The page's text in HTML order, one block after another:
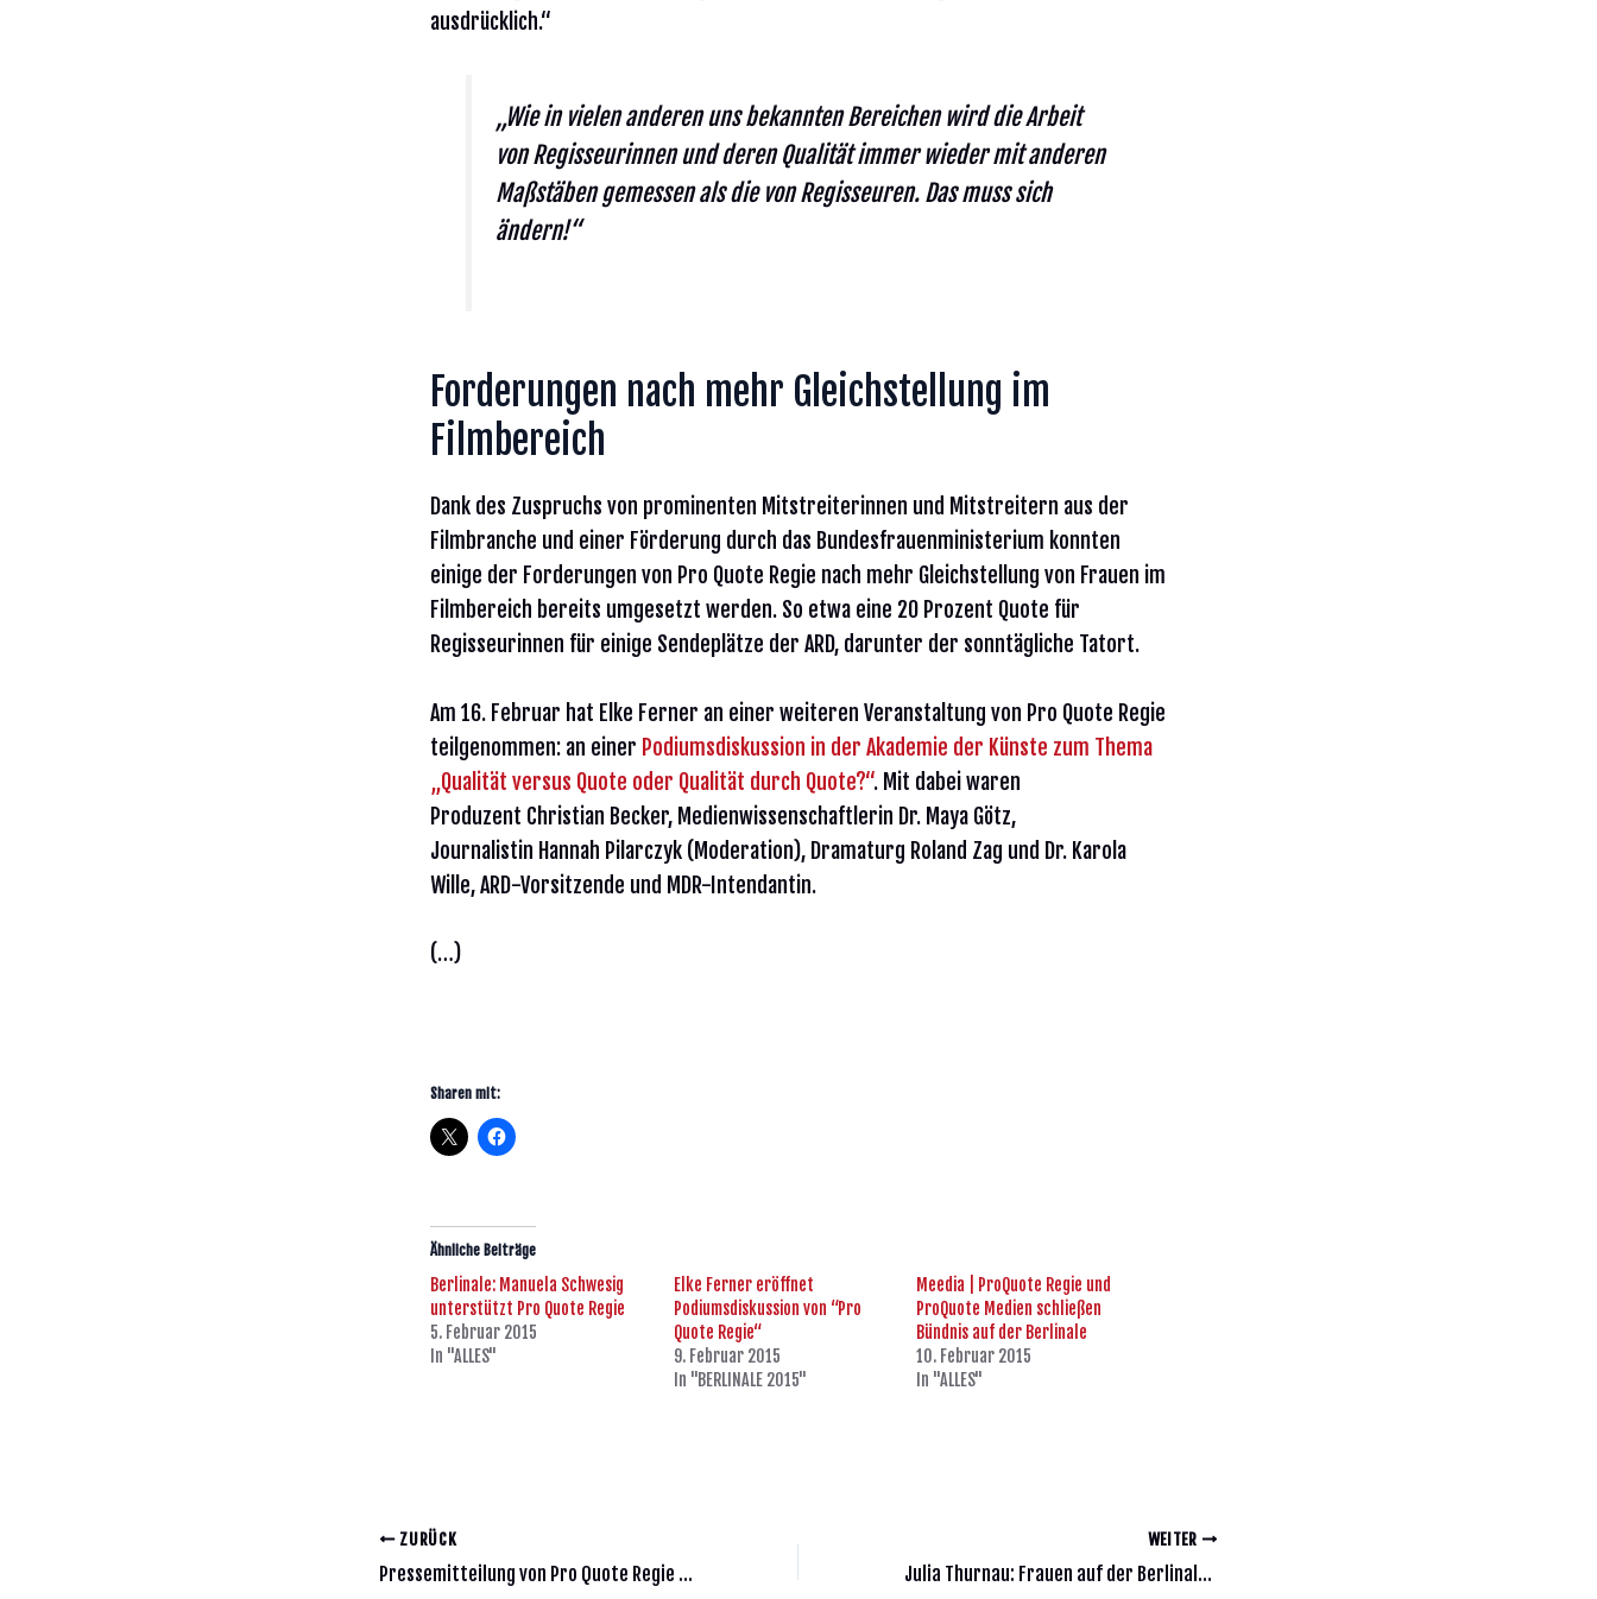
ausdrücklich.“
„Wie in vielen anderen uns bekannten Bereichen wird die Arbeit
von Regisseurinnen und deren Qualität immer wieder mit anderen
Maßstäben gemessen als die von Regisseuren. Das muss sich
ändern!“
Forderungen nach mehr Gleichstellung im
Filmbereich
Dank des Zuspruchs von prominenten Mitstreiterinnen und Mitstreitern aus der
Filmbranche und einer Förderung durch das Bundesfrauenministerium konnten
einige der Forderungen von Pro Quote Regie nach mehr Gleichstellung von Frauen im
Filmbereich bereits umgesetzt werden. So etwa eine 20 Prozent Quote für
Regisseurinnen für einige Sendeplätze der ARD, darunter der sonntägliche Tatort.
Am 16. Februar hat Elke Ferner an einer weiteren Veranstaltung von Pro Quote Regie
teilgenommen: an einer Podiumsdiskussion in der Akademie der Künste zum Thema
„Qualität versus Quote oder Qualität durch Quote?“. Mit dabei waren
Produzent Christian Becker, Medienwissenschaftlerin Dr. Maya Götz,
Journalistin Hannah Pilarczyk (Moderation), Dramaturg Roland Zag und Dr. Karola
Wille, ARD-Vorsitzende und MDR-Intendantin.
(…)
Sharen mit:
Ähnliche Beiträge
Berlinale: Manuela Schwesig
unterstützt Pro Quote Regie
5. Februar 2015
In "ALLES"
Elke Ferner eröffnet
Podiumsdiskussion von “Pro
Quote Regie“
9. Februar 2015
In "BERLINALE 2015"
Meedia | ProQuote Regie und
ProQuote Medien schließen
Bündnis auf der Berlinale
10. Februar 2015
In "ALLES"
ZURÜCK
Pressemitteilung von Pro Quote Regie | 16.2.2016
WEITER
Julia Thurnau: Frauen auf der Berlinale | Enttäuschend geringe Präsenz von Regisseurinnen